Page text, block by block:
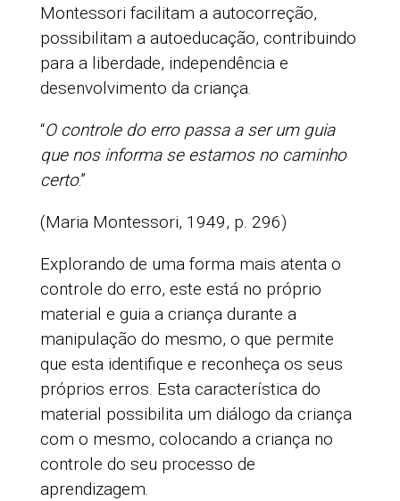
Montessori facilitam a autocorreção,
possibilitam a autoeducação, contribuindo
para a liberdade, independência e
desenvolvimento da criança.
“O controle do erro passa a ser um guia
que nos informa se estamos no caminho
certo.”
(Maria Montessori, 1949, p. 296)
Explorando de uma forma mais atenta o
controle do erro, este está no próprio
material e guia a criança durante a
manipulação do mesmo, o que permite
que esta identifique e reconheça os seus
próprios erros. Esta característica do
material possibilita um diálogo da criança
com o mesmo, colocando a criança no
controle do seu processo de
aprendizagem.